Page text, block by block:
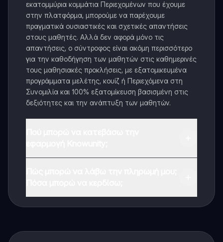
εκατομμύρια κομμάτια Περιεχομένων που έχουμε
στην πλατφόρμα, μπορούμε να παρέχουμε
πραγματικά ουσιαστικές και σχετικές απαντήσεις
στους μαθητές. Αλλά δεν αφορά μόνο τις
απαντήσεις, ο σύντροφος είναι ακόμη περισσότερο
για την καθοδήγηση των μαθητών στις καθημερινές
τους μαθησιακές προκλήσεις, με εξατομικευμένα
προγράμματα μελέτης, κουίζ ή Περιεχόμενα στη
Συνομιλία και 100% εξατομίκευση βασισμένη στις
δεξιότητες και την ανάπτυξη των μαθητών.